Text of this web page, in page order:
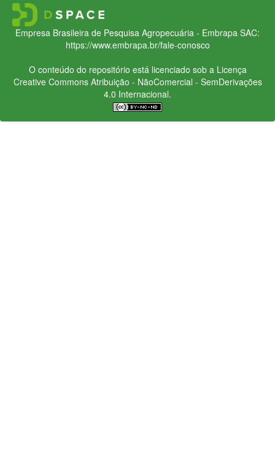
Empresa Brasileira de Pesquisa Agropecuária - Embrapa SAC:
https://www.embrapa.br/fale-conosco
O conteúdo do repositório está licenciado sob a Licença
Creative CommonsAtribuição - NãoComercial - SemDerivações
4.0 Internacional.